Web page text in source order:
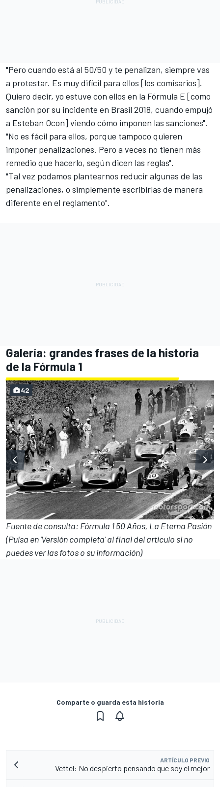
"Pero cuando está al 50/50 y te penalizan, siempre vas
a protestar. Es muy difícil para ellos [los comisarios].
Quiero decir, yo estuve con ellos en la Fórmula E [como
sanción por su incidente en Brasil 2018, cuando empujó
a Esteban Ocon] viendo cómo imponen las sanciones".
"No es fácil para ellos, porque tampoco quieren
imponer penalizaciones. Pero a veces no tienen más
remedio que hacerlo, según dicen las reglas".
"Tal vez podamos plantearnos reducir algunas de las
penalizaciones, o simplemente escribirlas de manera
diferente en el reglamento".
Galería: grandes frases de la historia
de la Fórmula 1
42
Fuente de consulta: Fórmula 1 50 Años, La Eterna Pasión
(Pulsa en 'Versión completa' al final del artículo si no
puedes ver las fotos o su información)
Comparte o guarda esta historia
ARTÍCULO PREVIO
Vettel: No despierto pensando que soy el mejor